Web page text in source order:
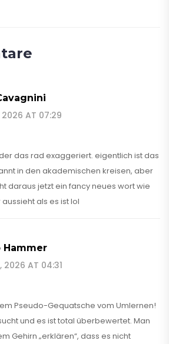
2026 AT 07:29
das rad exaggeriert. eigentlich ist das
in den akademischen kreisen, aber
daraus jetzt ein fancy neues wort wie
als es ist lol
Hammer
2026 AT 04:31
Pseudo-Gequatsche vom Umlernen!
und es ist total überbewertet. Man
Gehirn „erklären“, dass es nicht